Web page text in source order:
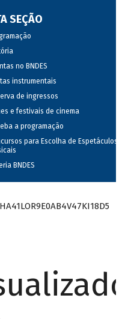
SEÇÃO
no BNDES
instrumentais
de ingressos
e festivais de cinema
a programação
para Escolha de Espetáculos
BNDES